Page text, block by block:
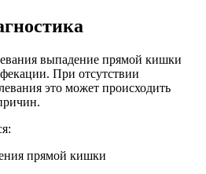
выпадение прямой кишки
При отсутствии
это может происходить